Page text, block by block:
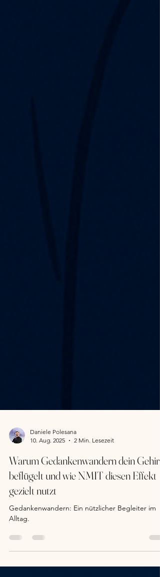
Daniele Polesana
10. Aug. 2025
2 Min. Lesezeit
Warum Gedankenwandern dein Gehirn
beflügelt und wie NMIT diesen Effekt
gezielt nutzt
Gedankenwandern: Ein nützlicher Begleiter im
Alltag.